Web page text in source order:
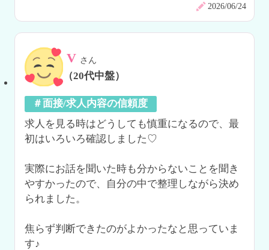
2026/06/24
V さん
（20代中盤）
＃面接/求人内容の信頼度
求人を見る時はどうしても慎重になるので、最
初はいろいろ確認しました♡
実際にお話を聞いた時も分からないことを聞き
やすかったので、自分の中で整理しながら決め
られました。
焦らず判断できたのがよかったなと思っていま
す♪